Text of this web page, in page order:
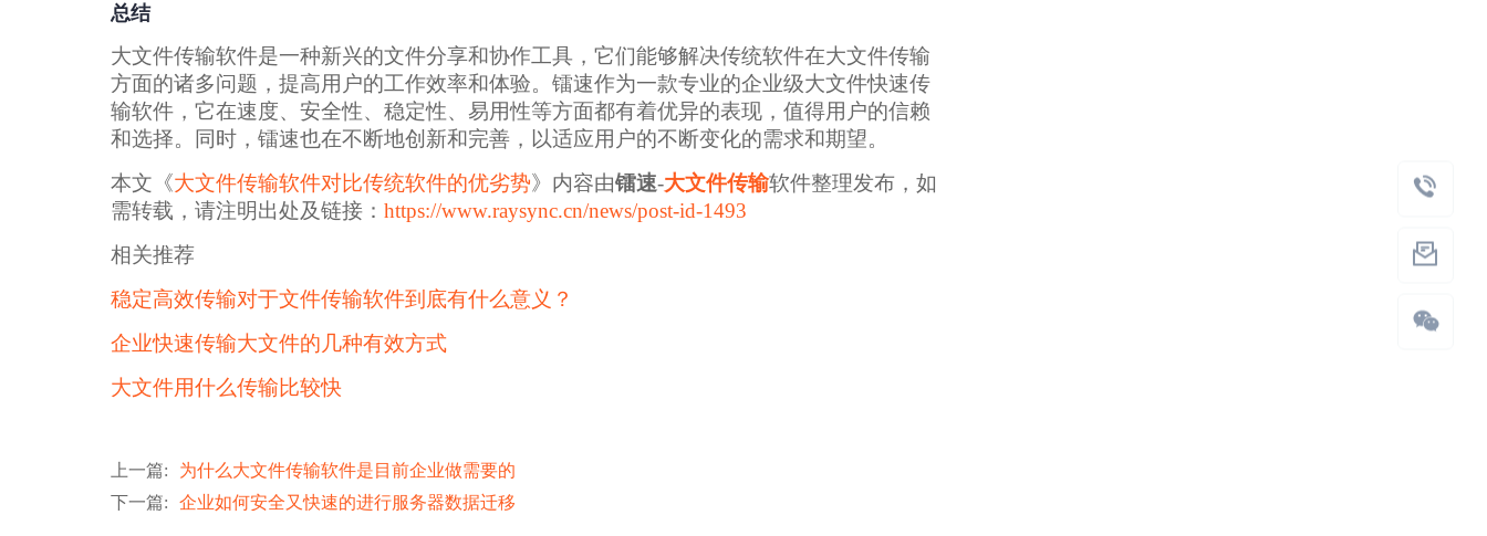
总结
大文件传输软件是一种新兴的文件分享和协作工具，它们能够解决传统软件在大文件传输
方面的诸多问题，提高用户的工作效率和体验。镭速作为一款专业的企业级大文件快速传
输软件，它在速度、安全性、稳定性、易用性等方面都有着优异的表现，值得用户的信赖
和选择。同时，镭速也在不断地创新和完善，以适应用户的不断变化的需求和期望。
本文《大文件传输软件对比传统软件的优劣势》内容由镭速-大文件传输软件整理发布，如
需转载，请注明出处及链接： https://www.raysync.cn/news/post-id-1493
相关推荐
稳定高效传输对于文件传输软件到底有什么意义？
企业快速传输大文件的几种有效方式
大文件用什么传输比较快
上一篇:
为什么大文件传输软件是目前企业做需要的
下一篇: 企业如何安全又快速的进行服务器数据迁移